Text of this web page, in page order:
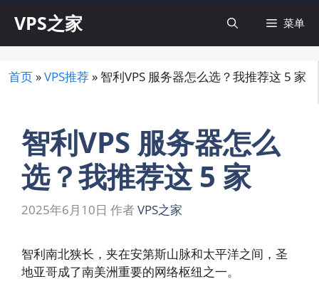
内
VPS之家 菜单
首页 »VPS推荐 » 智利VPS 服务器怎么选？我推荐这 5 家
智利VPS 服务器怎么
选？我推荐这 5 家
2025年6月10日 作者VPS之家
智利南北狭长，夹在安第斯山脉和太平洋之间，圣
地亚哥成了南美洲重要的网络枢纽之一。